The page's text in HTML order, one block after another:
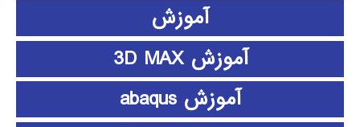
آموزش
آموزش 3D MAX
آموزش abaqus